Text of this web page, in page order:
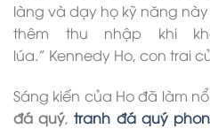
làng và dạy họ kỹ năng
thêm thu nhập khi
lúa.” Kennedy Ho, con trai
Sáng kiến ​​của Ho đã làm
đá quý,tranh đá quý